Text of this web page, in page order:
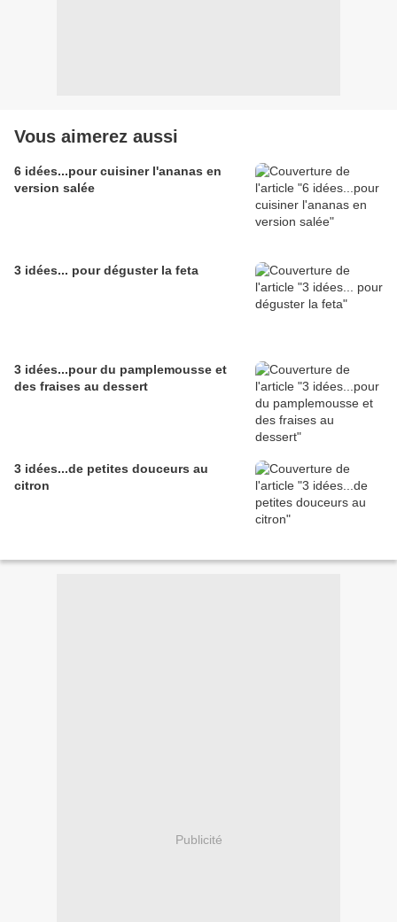
Vous aimerez aussi
6 idées...pour cuisiner l'ananas en
version salée
3 idées... pour déguster la feta
3 idées...pour du pamplemousse et
des fraises au dessert
3 idées...de petites douceurs au
citron
Publicité